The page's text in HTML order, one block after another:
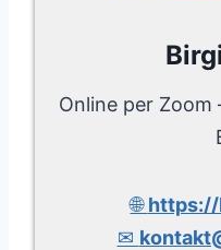
Online per Zoom
🌐
✉